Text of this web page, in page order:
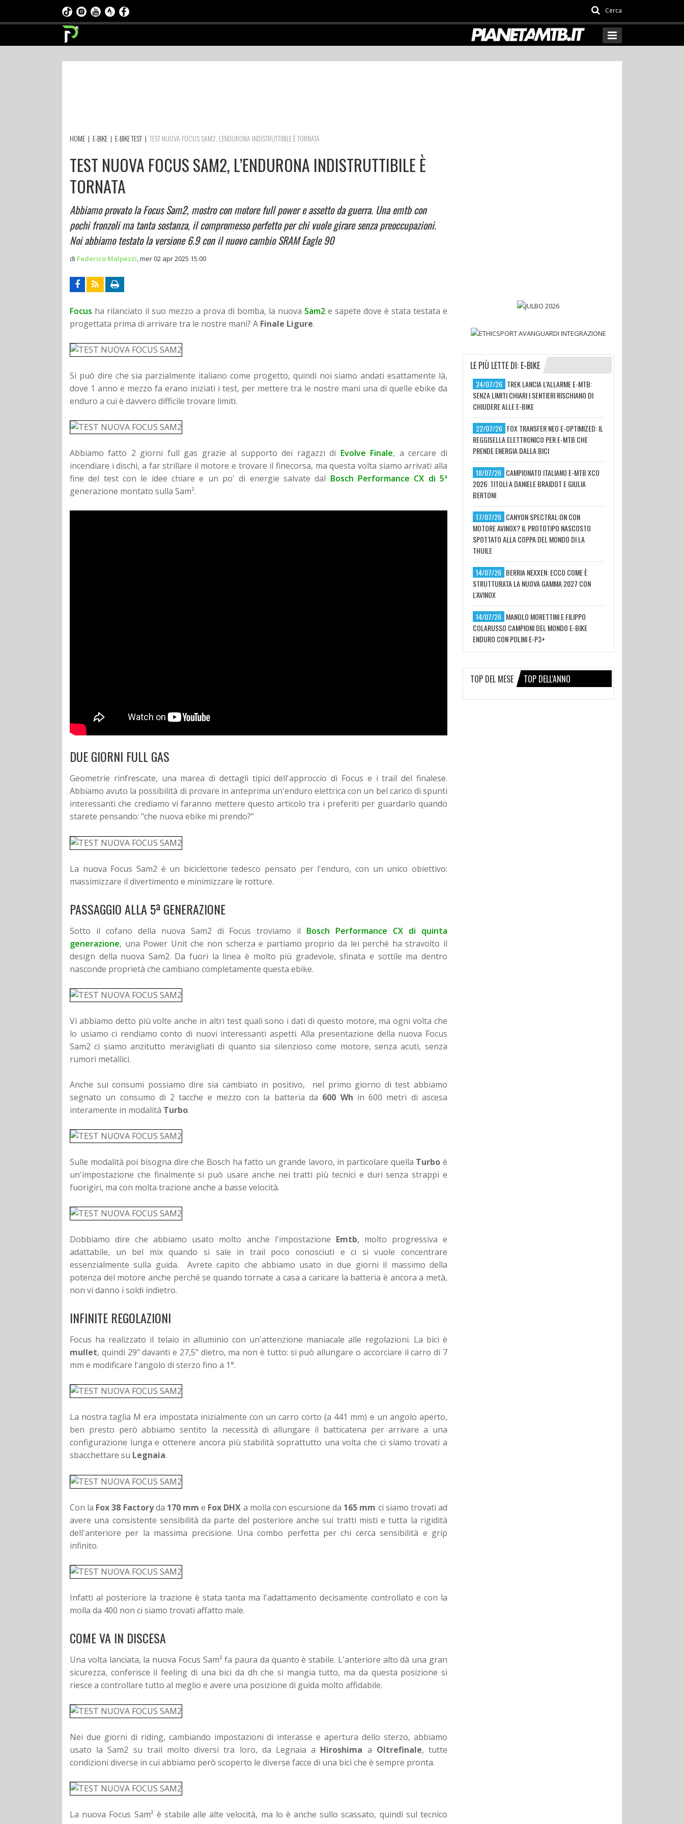
Cerca
HOME | E-BIKE | E-BIKE TEST | TEST NUOVA FOCUS SAM2, L’ENDURONA INDISTRUTTIBILE È TORNATA
TEST NUOVA FOCUS SAM2, L’ENDURONA INDISTRUTTIBILE È
TORNATA
Abbiamo provato la Focus Sam2, mostro con motore full power e assetto da guerra. Una emtb con
pochi fronzoli ma tanta sostanza, il compromesso perfetto per chi vuole girare senza preoccupazioni.
Noi abbiamo testato la versione 6.9 con il nuovo cambio SRAM Eagle 90
di Federico Malpezzi mer 02 apr 2025 15:00
Focus ha rilanciato il suo mezzo a prova di bomba, la nuova Sam2e sapete dove è stata testata e
progettata prima di arrivare tra le nostre mani? A Finale Ligure.
Si può dire che sia parzialmente italiano come progetto, quindi noi siamo andati esattamente là,
dove 1 anno e mezzo fa erano iniziati i test, per mettere tra le nostre mani una di quelle ebike da
enduro a cui è davvero difficile trovare limiti.
Abbiamo fatto 2 giorni full gas grazie al supporto dei ragazzi di Evolve Finale, a cercare di
incendiare i dischi, a far strillare il motore e trovare il finecorsa, ma questa volta siamo arrivati alla
fine del test con le idee chiare e un po' di energie salvate dal Bosch Performance CX di 5ª
generazione montato sulla Sam².
DUE GIORNI FULL GAS
Geometrie rinfrescate, una marea di dettagli tipici dell'approccio di Focus e i trail del finalese.
Abbiamo avuto la possibilità di provare in anteprima un'enduro elettrica con un bel carico di spunti
interessanti che crediamo vi faranno mettere questo articolo tra i preferiti per guardarlo quando
starete pensando: "che nuova ebike mi prendo?"
La nuova Focus Sam2 è un biciclettone tedesco pensato per l'enduro, con un unico obiettivo:
massimizzare il divertimento e minimizzare le rotture.
PASSAGGIO ALLA 5ª GENERAZIONE
Sotto il cofano della nuova Sam2 di Focus troviamo il Bosch Performance CX di quinta
generazione, una Power Unit che non scherza e partiamo proprio da lei perché ha stravolto il
design della nuova Sam2. Da fuori la linea è molto più gradevole, sfinata e sottile ma dentro
nasconde proprietà che cambiano completamente questa ebike.
Vi abbiamo detto più volte anche in altri test quali sono i dati di questo motore, ma ogni volta che
lo usiamo ci rendiamo conto di nuovi interessanti aspetti. Alla presentazione della nuova Focus
Sam2 ci siamo anzitutto meravigliati di quanto sia silenzioso come motore, senza acuti, senza
rumori metallici.
Anche sui consumi possiamo dire sia cambiato in positivo, nel primo giorno di test abbiamo
segnato un consumo di 2 tacche e mezzo con la batteria da 600 Wh in 600 metri di ascesa
interamente in modalità Turbo.
Sulle modalità poi bisogna dire che Bosch ha fatto un grande lavoro, in particolare quella Turbo è
un'impostazione che finalmente si può usare anche nei tratti più tecnici e duri senza strappi e
fuorigiri, ma con molta trazione anche a basse velocità.
Dobbiamo dire che abbiamo usato molto anche l'impostazione Emtb, molto progressiva e
adattabile, un bel mix quando si sale in trail poco conosciuti e ci si vuole concentrare
essenzialmente sulla guida. Avrete capito che abbiamo usato in due giorni il massimo della
potenza del motore anche perché se quando tornate a casa a caricare la batteria è ancora a metà,
non vi danno i soldi indietro.
INFINITE REGOLAZIONI
Focus ha realizzato il telaio in alluminio con un'attenzione maniacale alle regolazioni. La bici è
mullet, quindi 29" davanti e 27,5" dietro, ma non è tutto: si può allungare o accorciare il carro di 7
mm e modificare l'angolo di sterzo fino a 1°.
La nostra taglia M era impostata inizialmente con un carro corto (a 441 mm) e un angolo aperto,
ben presto però abbiamo sentito la necessità di allungare il batticatena per arrivare a una
configurazione lunga e ottenere ancora più stabilità soprattutto una volta che ci siamo trovati a
sbacchettare su Legnaia.
Con la Fox 38 Factoryda 170 mme Fox DHX a molla con escursione da 165 mm ci siamo trovati ad
avere una consistente sensibilità da parte del posteriore anche sui tratti misti e tutta la rigidità
dell'anteriore per la massima precisione. Una combo perfetta per chi cerca sensibilità e grip
infinito.
Infatti al posteriore la trazione è stata tanta ma l'adattamento decisamente controllato e con la
molla da 400 non ci siamo trovati affatto male.
COME VA IN DISCESA
Una volta lanciata, la nuova Focus Sam² fa paura da quanto è stabile. L'anteriore alto dà una gran
sicurezza, conferisce il feeling di una bici da dh che si mangia tutto, ma da questa posizione si
riesce a controllare tutto al meglio e avere una posizione di guida molto affidabile.
Nei due giorni di riding, cambiando impostazioni di interasse e apertura dello sterzo, abbiamo
usato la Sam2 su trail molto diversi tra loro, da Legnaia a Hiroshima a Oltrefinale, tutte
condizioni diverse in cui abbiamo però scoperto le diverse facce di una bici che è sempre pronta.
La nuova Focus Sam² è stabile alle alte velocità, ma lo è anche sullo scassato, quindi sul tecnico
LE PIÙ LETTE DI: E-BIKE
24/07/26 TREK LANCIA L'ALLARME E-MTB:
SENZA LIMITI CHIARI I SENTIERI RISCHIANO DI
CHIUDERE ALLE E-BIKE
22/07/26 FOX TRANSFER NEO E-OPTIMIZED: IL
REGGISELLA ELETTRONICO PER E-MTB CHE
PRENDE ENERGIA DALLA BICI
18/07/26 CAMPIONATO ITALIANO E-MTB XCO
2026: TITOLI A DANIELE BRAIDOT E GIULIA
BERTONI
17/07/26 CANYON SPECTRAL:ON CON
MOTORE AVINOX? IL PROTOTIPO NASCOSTO
SPOTTATO ALLA COPPA DEL MONDO DI LA
THUILE
14/07/26 BERRIA NEXXEN: ECCO COME È
STRUTTURATA LA NUOVA GAMMA 2027 CON
L'AVINOX
14/07/26 MANOLO MORETTINI E FILIPPO
COLARUSSO CAMPIONI DEL MONDO E-BIKE
ENDURO CON POLINI E-P3+
TOP DEL MESE TOP DELL'ANNO